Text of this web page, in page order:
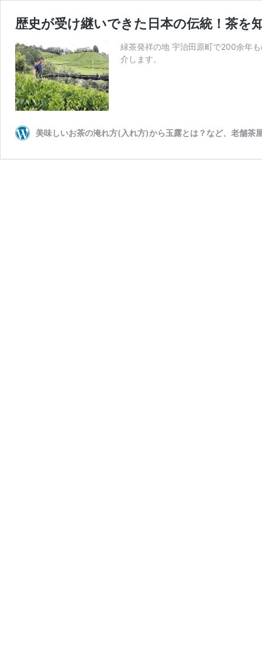
歴史が受け継いできた日本の伝統！茶を
緑茶発祥の地 宇治田原町で200余年
介します。
美味しいお茶の淹れ方(入れ方)から玉露とは？など、老舗茶